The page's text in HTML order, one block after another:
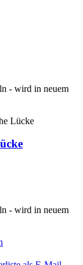
- wird in neuem
- wird in neuem